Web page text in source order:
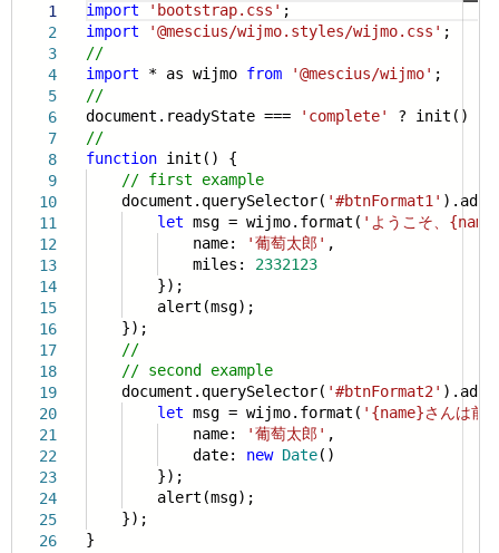
1
2
3
4
5
6
7
8
9
10
11
12
13
14
15
16
17
18
19
20
21
22
23
24
25
26
import 'bootstrap.css' ;
import
'@mescius/wijmo.styles/wijmo.css' ;
//
import * as wijmo from '@mescius/wijmo' ;
//
document.readyState ===
'complete'
? init() :
//
function init() {
// first example
document.querySelector( '#btnFormat1'
let msg = wijmo.format( 'ようこそ、
name:
'葡萄太郎' ,
miles: 2332123
});
alert(msg);
});
//
// second example
document.querySelector( '#btnFormat2'
let msg = wijmo.format( '{name}さんは前
name:
'葡萄太郎' ,
date: new Date()
});
alert(msg);
});
}